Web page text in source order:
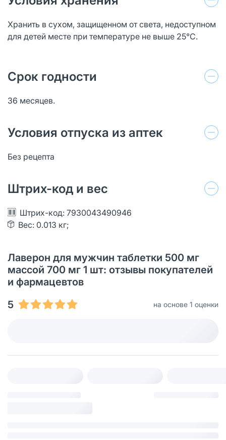
Хранить в сухом, защищенном от света, недоступном
для детей месте при температуре не выше 25°С.
Срок годности
36 месяцев.
Условия отпуска из аптек
Без рецепта
Штрих-код и вес
Штрих-код: 7930043490946
Вес: 0.013 кг;
Лаверон для мужчин таблетки 500 мг
массой 700 мг 1 шт: отзывы покупателей
и фармацевтов
5
на основе 1 оценки